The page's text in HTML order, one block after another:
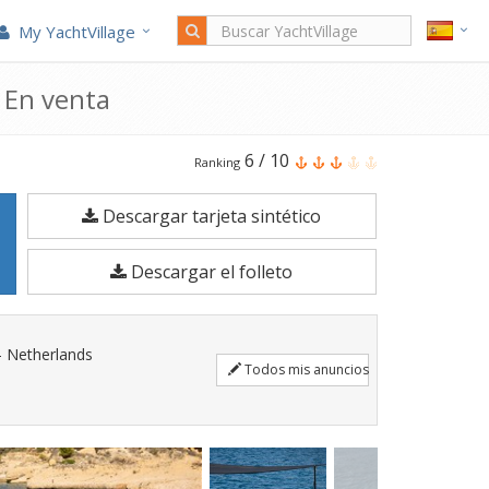
My YachtVillage
venta
El
SACS
Strider
900
#89
es
Barco
de
Ranking 6 / 10
Descargar tarjeta sintético
Descargar el folleto
Netherlands
Todos mis anuncios